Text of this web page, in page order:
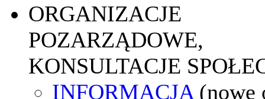
ORGANIZACJE
POZARZĄDOWE,
KONSULTACJE
INFORMACJA (nowe